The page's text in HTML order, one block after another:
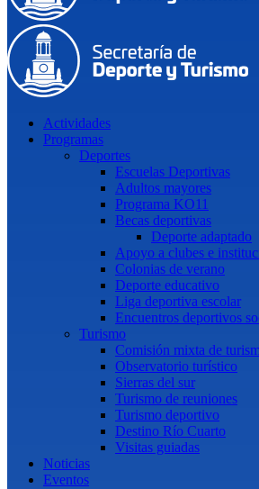
Actividades
Programas
Deportes
Escuelas Deportivas
Adultos mayores
Programa KO11
Becas deportivas
Deporte adaptado
Apoyo a clubes e
Colonias de verano
Deporte educativo
Liga deportiva escolar
Encuentros deportivos
Turismo
Comisión mixta de
Observatorio turístico
Sierras del sur
Turismo de reuniones
Turismo deportivo
Destino Río Cuarto
Visitas guiadas
Noticias
Eventos